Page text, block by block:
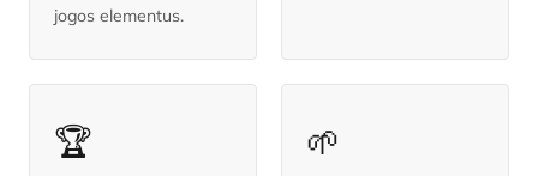
jogos elementus.
🏆 🌱